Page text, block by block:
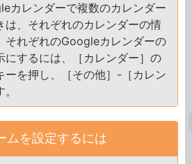
カレンダーで複数のカレンダー
は、それぞれのカレンダーの情
それぞれのGoogleカレンダーの
にするには、［カレンダー］の
ーを押し、［その他］-［カレン
ムを設定するには